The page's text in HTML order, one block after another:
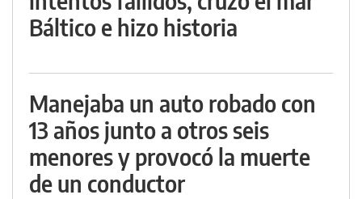
Báltico e hizo historia
Manejaba un auto robado con
13 años junto a otros seis
menores y provocó la muerte
de un conductor